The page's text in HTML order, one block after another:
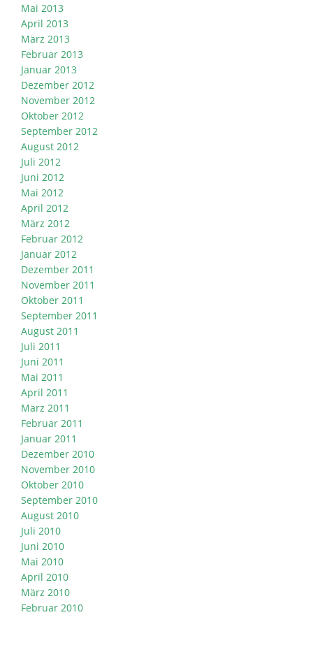
Mai 2013
April 2013
März 2013
Februar 2013
Januar 2013
Dezember 2012
November 2012
Oktober 2012
September 2012
August 2012
Juli 2012
Juni 2012
Mai 2012
April 2012
März 2012
Februar 2012
Januar 2012
Dezember 2011
November 2011
Oktober 2011
September 2011
August 2011
Juli 2011
Juni 2011
Mai 2011
April 2011
März 2011
Februar 2011
Januar 2011
Dezember 2010
November 2010
Oktober 2010
September 2010
August 2010
Juli 2010
Juni 2010
Mai 2010
April 2010
März 2010
Februar 2010